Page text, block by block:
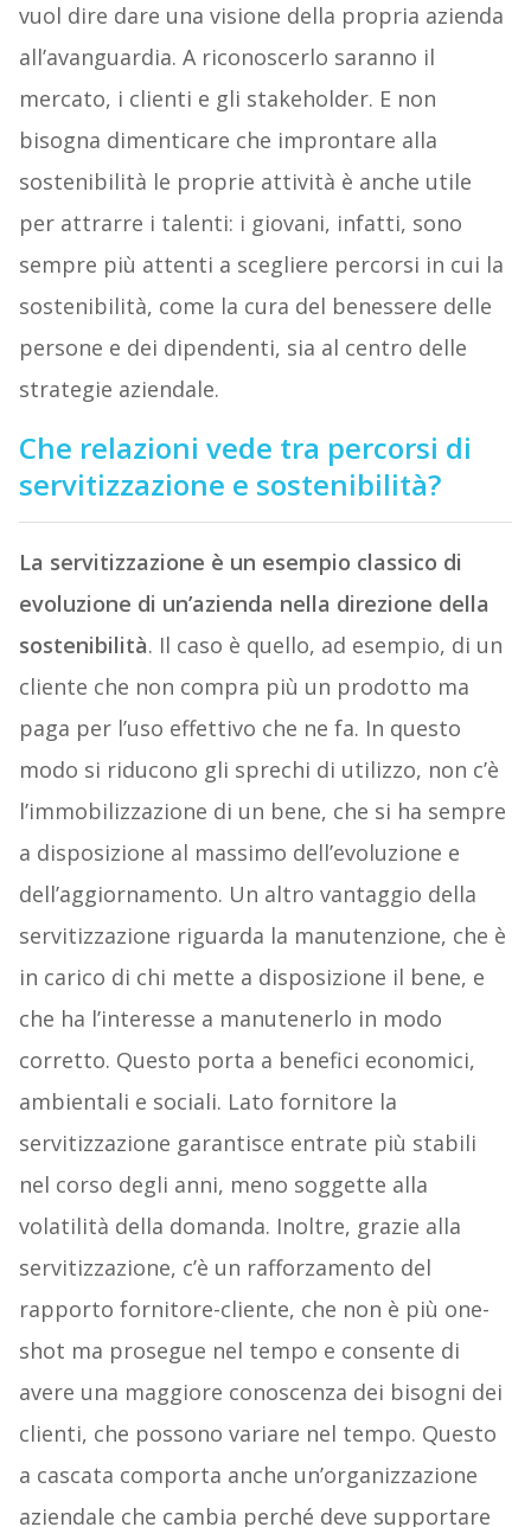
vuol dire dare una visione della propria azienda
all’avanguardia. A riconoscerlo saranno il
mercato, i clienti e gli stakeholder. E non
bisogna dimenticare che improntare alla
sostenibilità le proprie attività è anche utile
per attrarre i talenti: i giovani, infatti, sono
sempre più attenti a scegliere percorsi in cui la
sostenibilità, come la cura del benessere delle
persone e dei dipendenti, sia al centro delle
strategie aziendale.
Che relazioni vede tra percorsi di
servitizzazione e sostenibilità?
La servitizzazione è un esempio classico di
evoluzione di un’azienda nella direzione della
sostenibilità. Il caso è quello, ad esempio, di un
cliente che non compra più un prodotto ma
paga per l’uso effettivo che ne fa. In questo
modo si riducono gli sprechi di utilizzo, non c’è
l’immobilizzazione di un bene, che si ha sempre
a disposizione al massimo dell’evoluzione e
dell’aggiornamento. Un altro vantaggio della
servitizzazione riguarda la manutenzione, che è
in carico di chi mette a disposizione il bene, e
che ha l’interesse a manutenerlo in modo
corretto. Questo porta a benefici economici,
ambientali e sociali. Lato fornitore la
servitizzazione garantisce entrate più stabili
nel corso degli anni, meno soggette alla
volatilità della domanda. Inoltre, grazie alla
servitizzazione, c’è un rafforzamento del
rapporto fornitore-cliente, che non è più one-
shot ma prosegue nel tempo e consente di
avere una maggiore conoscenza dei bisogni dei
clienti, che possono variare nel tempo. Questo
a cascata comporta anche un’organizzazione
aziendale che cambia perché deve supportare